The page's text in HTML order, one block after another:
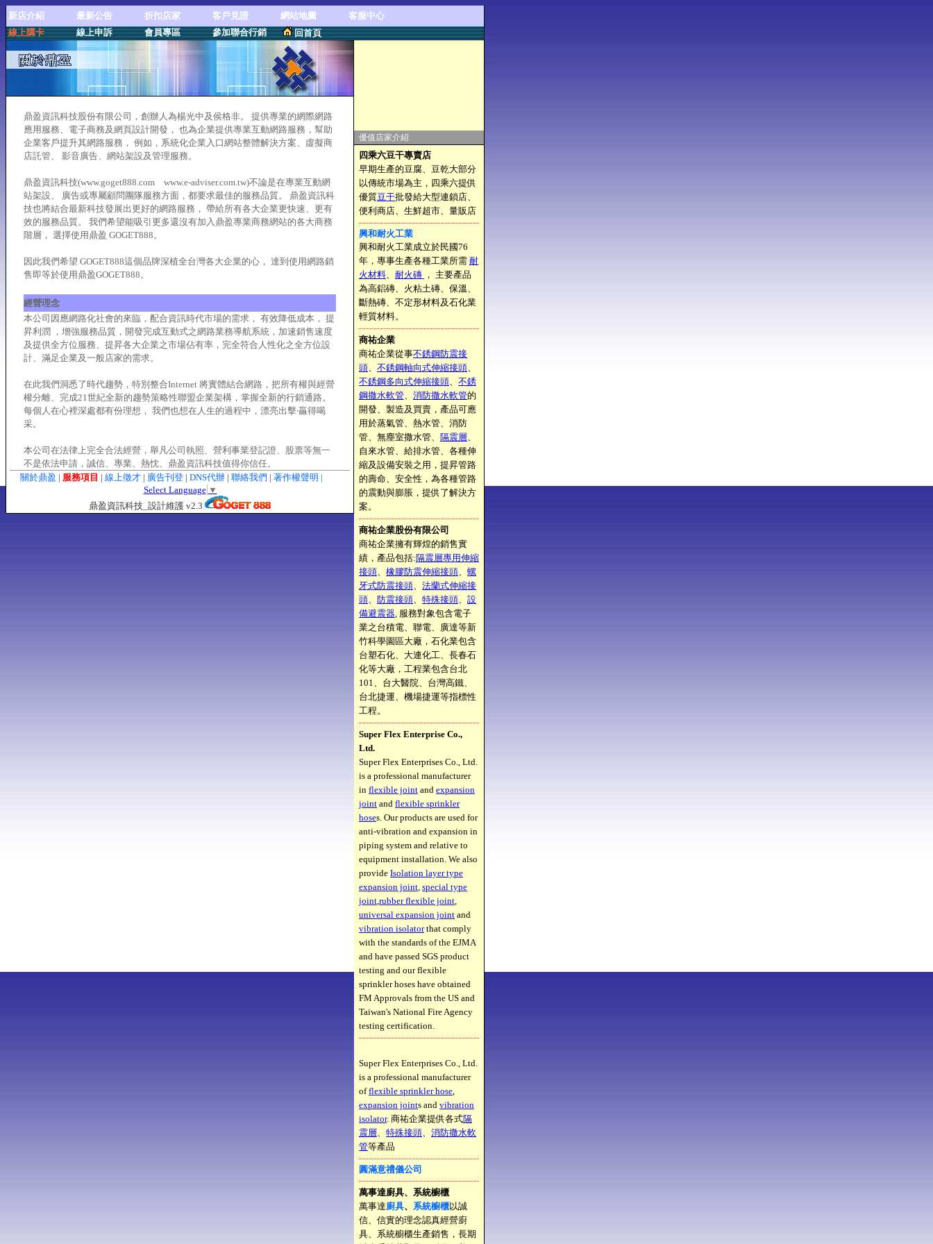
新店介紹 最新公告 折扣店家 客戶見證 網站地圖
客服中心
線上購卡
線上申訴 會員專區 參加聯合行銷 回首頁
鼎盈資訊科技股份有限公司，創辦人為楊光中及侯格非。 提供專業的網際網路
應用服務、電子商務及網頁設計開發， 也為企業提供專業互動網路服務，幫助
企業客戶提升其網路服務， 例如，系統化企業入口網站整體解決方案、虛擬商
店託管、 影音廣告、網站架設及管理服務。
鼎盈資訊科技(www.goget888.com www.e-adviser.com.tw)不論是在專業互動網
站架設、 廣告或專屬顧問團隊服務方面，都要求最佳的服務品質。 鼎盈資訊科
技也將結合最新科技發展出更好的網路服務， 帶給所有各大企業更快速、更有
效的服務品質。 我們希望能吸引更多還沒有加入鼎盈專業商務網站的各大商務
階層， 選擇使用鼎盈 GOGET888。
因此我們希望 GOGET888這個品牌深植全台灣各大企業的心， 達到使用網路銷
售即等於使用鼎盈GOGET888。
經營理念
本公司因應網路化社會的來臨，配合資訊時代市場的需求， 有效降低成本， 提
昇利潤 ，增強服務品質，開發完成互動式之網路業務導航系統，加速銷售速度
及提供全方位服務、提昇各大企業之市場佔有率，完全符合人性化之全方位設
計、滿足企業及一般店家的需求。
在此我們洞悉了時代趨勢，特別整合Internet 將實體結合網路，把所有權與經營
權分離、完成21世紀全新的趨勢策略性聯盟企業架構，掌握全新的行銷通路。
每個人在心裡深處都有份理想， 我們也想在人生的過程中，漂亮出擊‧贏得喝
采。
本公司在法律上完全合法經營，舉凡公司執照、營利事業登記證、股票等無一
不是依法申請，誠信、專業、熱忱、鼎盈資訊科技值得你信任。
關於鼎盈 | 服務項目 | 線上徵才 | 廣告刊登 | DNS代辦 | 聯絡我們 | 著作權聲明 |
Select Language ▼
鼎盈資訊科技_設計維護 v2.3
優值店家介紹
四乘六豆干專賣店
早期生產的豆腐、豆乾大部分
以傳統市場為主，四乘六提供
優質豆干批發給大型連鎖店、
便利商店、生鮮超市、量販店
興和耐火工業
興和耐火工業成立於民國76
年，專事生產各種工業所需 耐
火材料、 耐火磚 ， 主要產品
為高鋁磚、火粘土磚、保溫、
斷熱磚、不定形材料及石化業
輕質材料。
商祐企業
商祐企業從事不銹鋼防震接
頭、 不銹鋼軸向式伸縮接頭、
不銹鋼多向式伸縮接頭、 不銹
鋼撒水軟管、 消防撒水軟管的
開發、製造及買賣，產品可應
用於蒸氣管、熱水管、消防
管、無塵室撒水管、 隔震層、
自來水管、給排水管、各種伸
縮及設備安裝之用，提昇管路
的壽命、安全性，為各種管路
的震動與膨脹，提供了解決方
案。
商祐企業股份有限公司
商祐企業擁有輝煌的銷售實
績，產品包括:隔震層專用伸縮
接頭、 橡膠防震伸縮接頭、 螺
牙式防震接頭、 法蘭式伸縮接
頭、 防震接頭、 特殊接頭、 設
備避震器, 服務對象包含電子
業之台積電、聯電、廣達等新
竹科學園區大廠，石化業包含
台塑石化、大連化工、長春石
化等大廠，工程業包含台北
101、台大醫院、台灣高鐵、
台北捷運、機場捷運等指標性
工程。
Super Flex Enterprise Co.,
Ltd.
Super Flex Enterprises Co., Ltd.
is a professional manufacturer
in flexible joint and expansion
joint and flexible sprinkler
hoses. Our products are used for
anti-vibration and expansion in
piping system and relative to
equipment installation. We also
provide Isolation layer type
expansion joint, special type
joint,rubber flexible joint,
universal expansion joint and
vibration isolatorthat comply
with the standards of the EJMA
and have passed SGS product
testing and our flexible
sprinkler hoses have obtained
FM Approvals from the US and
Taiwan's National Fire Agency
testing certification.
Super Flex Enterprises Co., Ltd.
is a professional manufacturer
offlexible sprinkler hose,
expansion joints and vibration
isolator. 商祐企業提供各式隔
震層、 特殊接頭、 消防撒水軟
管等產品
圓滿意禮儀公司
萬事達廚具、系統櫥櫃
萬事達廚具、 系統櫥櫃以誠
信、信實的理念認真經營廚
具、系統櫥櫃生產銷售，長期